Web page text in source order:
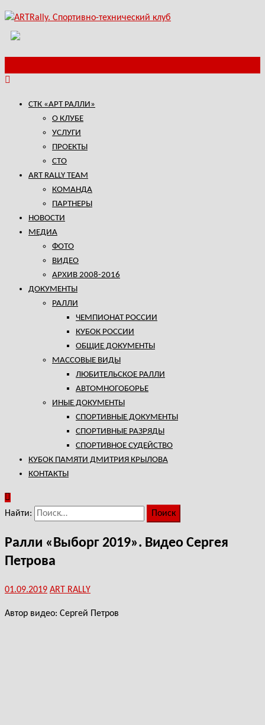
СТК «АРТ РАЛЛИ»
О КЛУБЕ
УСЛУГИ
ПРОЕКТЫ
СТО
ART RALLY TEAM
КОМАНДА
ПАРТНЕРЫ
НОВОСТИ
МЕДИА
ФОТО
ВИДЕО
АРХИВ 2008-2016
ДОКУМЕНТЫ
РАЛЛИ
ЧЕМПИОНАТ РОССИИ
КУБОК РОССИИ
ОБЩИЕ ДОКУМЕНТЫ
МАССОВЫЕ ВИДЫ
ЛЮБИТЕЛЬСКОЕ РАЛЛИ
АВТОМНОГОБОРЬЕ
ИНЫЕ ДОКУМЕНТЫ
СПОРТИВНЫЕ ДОКУМЕНТЫ
СПОРТИВНЫЕ РАЗРЯДЫ
СПОРТИВНОЕ СУДЕЙСТВО
КУБОК ПАМЯТИ ДМИТРИЯ КРЫЛОВА
КОНТАКТЫ
Найти:
Ралли «Выборг 2019». Видео Сергея
Петрова
01.09.2019 ART RALLY
Автор видео: Сергей Петров